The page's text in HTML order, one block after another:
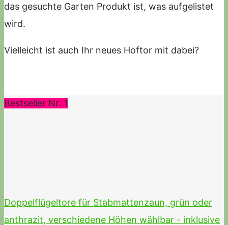
das gesuchte Garten Produkt ist, was aufgelistet
wird.
Vielleicht ist auch Ihr neues Hoftor mit dabei?
Bestseller Nr. 1
Doppelflügeltore für Stabmattenzaun, grün oder
anthrazit, verschiedene Höhen wählbar - inklusive